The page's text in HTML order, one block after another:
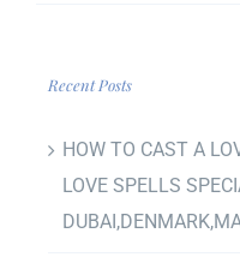
Recent Posts
HOW TO CAST A
LOVE SPELLS